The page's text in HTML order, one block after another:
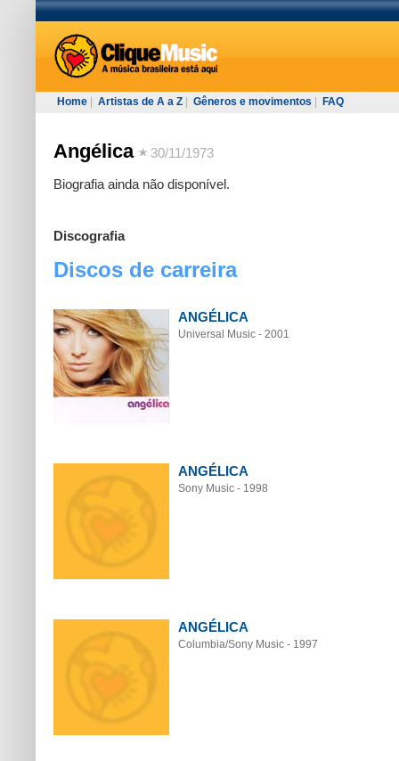
Home Artistas de A a Z Gêneros e movimentos FAQ
Angélica 30/11/1973
Biografia ainda não disponível.
Discografia
Discos de carreira
ANGÉLICA
Universal Music - 2001
ANGÉLICA
Sony Music - 1998
ANGÉLICA
Columbia/Sony Music - 1997